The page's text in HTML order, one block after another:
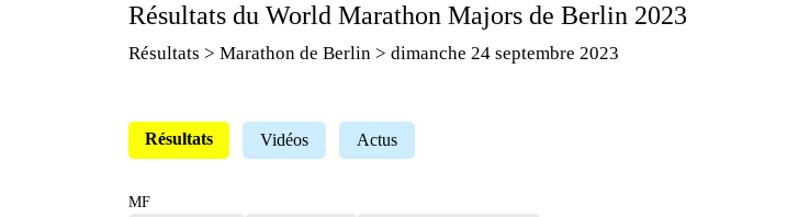
Résultats du World Marathon Majors de Berlin 2023
Résultats > Marathon de Berlin > dimanche 24 septembre 2023
Résultats Vidéos Actus
MF